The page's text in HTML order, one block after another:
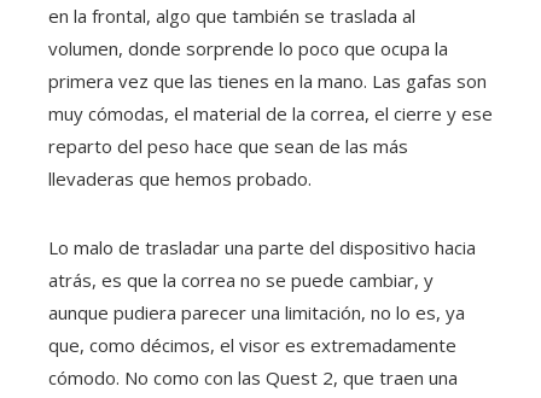
en la frontal, algo que también se traslada al
volumen, donde sorprende lo poco que ocupa la
primera vez que las tienes en la mano. Las gafas son
muy cómodas, el material de la correa, el cierre y ese
reparto del peso hace que sean de las más
llevaderas que hemos probado.
Lo malo de trasladar una parte del dispositivo hacia
atrás, es que la correa no se puede cambiar, y
aunque pudiera parecer una limitación, no lo es, ya
que, como décimos, el visor es extremadamente
cómodo. No como con las Quest 2, que traen una